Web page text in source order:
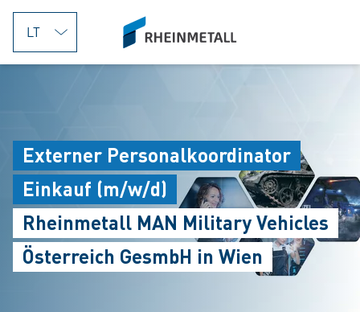
jumpToMain
siteLogo
Externer Personalkoordinator
Einkauf (m/w/d)
Rheinmetall MAN Military Vehicles
Österreich GesmbH in Wien